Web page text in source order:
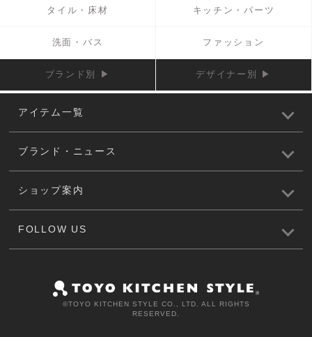
タイル・床材 キッチン・パーツ
洗面・バス ファッション
ブランド別 ▶ デザイナー別 ▶
アイテム一覧
ブランド・ニュース
ショップ案内
FOLLOW US
©️TOYO KITCHEN STYLE CO., LTD. ALL RIGHTS
RESERVED.